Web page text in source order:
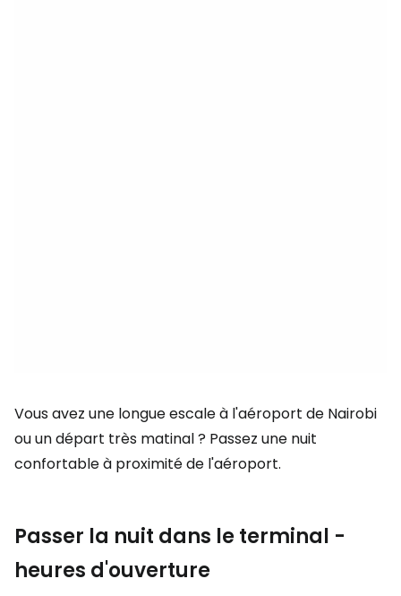
Vous avez une longue escale à l'aéroport de Nairobi
ou un départ très matinal ? Passez une nuit
confortable à proximité de l'aéroport.
Passer la nuit dans le terminal -
heures d'ouverture